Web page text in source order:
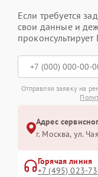
Если требуется
свои данные и
проконсультирует
Отправляя заявку на
Адрес
г. Москва, ул.
Горячая линия
+7 (495) 023-